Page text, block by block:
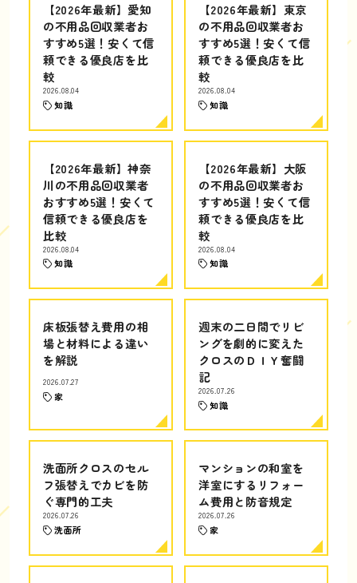
【2026年最新】愛知
の不用品回収業者お
すすめ5選！安くて信
頼できる優良店を比
較
2026.08.04
知識
【2026年最新】東京
の不用品回収業者お
すすめ5選！安くて信
頼できる優良店を比
較
2026.08.04
知識
【2026年最新】神奈
川の不用品回収業者
おすすめ5選！安くて
信頼できる優良店を
比較
2026.08.04
知識
【2026年最新】大阪
の不用品回収業者お
すすめ5選！安くて信
頼できる優良店を比
較
2026.08.04
知識
床板張替え費用の相
場と材料による違い
を解説
2026.07.27
家
週末の二日間でリビ
ングを劇的に変えた
クロスのＤＩＹ奮闘
記
2026.07.26
知識
洗面所クロスのセル
フ張替えでカビを防
ぐ専門的工夫
2026.07.26
洗面所
マンションの和室を
洋室にするリフォー
ム費用と防音規定
2026.07.26
家